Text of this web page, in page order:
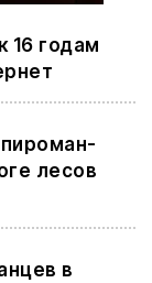
16 годам
лесов
в